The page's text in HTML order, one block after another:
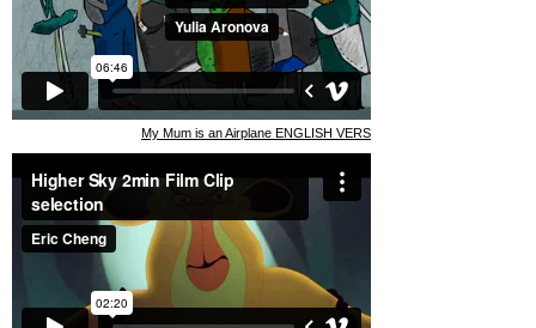
My Mum is an Airplane ENGLISH VERS